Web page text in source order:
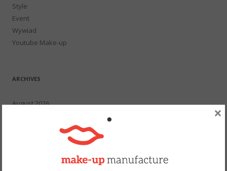
Style
Event
Wywiad
Youtube Make-up
ARCHIVES
August 2026
×